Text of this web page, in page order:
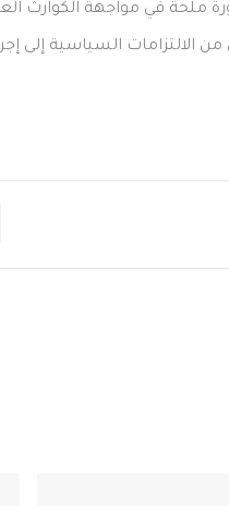
ملحة في مواجهة الكوارث
من الالتزامات السياسية إلى